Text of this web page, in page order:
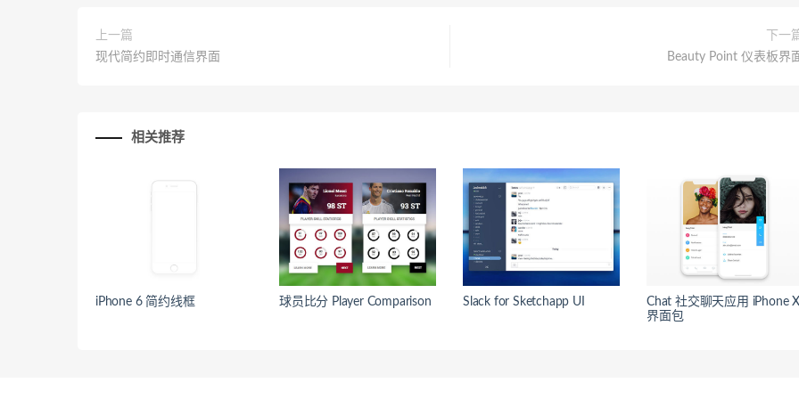
上一篇
现代简约即时通信界面
下一
Beauty Point 仪表板界
相关推荐
iPhone 6 简约线框 球员比分 Player Comparison Slack for Sketchapp UI
Chat 社交聊天应用 iPhone X
界面包